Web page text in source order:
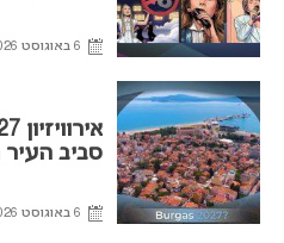
6 באוגוסט 2026
סביב
6 באוגוסט 2026